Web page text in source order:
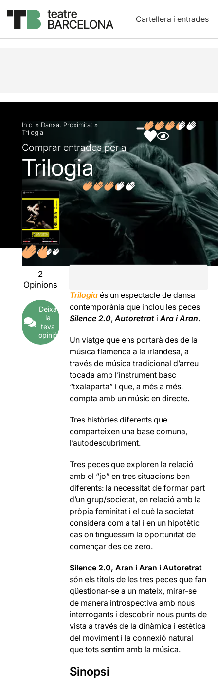
Cartellera i entrades
Descripció Fitxa artística Fotos i vídeos
Inici » Dansa, Proximitat »
Trilogia
Comprar entrades per a
Trilogia
2
Opinions
Deixa
la
teva
opinió
Trilogia és un espectacle de dansa
contemporània que inclou les peces
Silence 2.0,Autoretrat iAra i Aran.
Un viatge que ens portarà des de la
música flamenca a la irlandesa, a
través de música tradicional d’arreu
tocada amb l’instrument basc
“txalaparta” i que, a més a més,
compta amb un músic en directe.
Tres històries diferents que
comparteixen una base comuna,
l’autodescubriment.
Tres peces que exploren la relació
amb el “jo” en tres situacions ben
diferents: la necessitat de formar part
d’un grup/societat, en relació amb la
pròpia feminitat i el què la societat
considera com a tal i en un hipotètic
cas on tinguessim la oportunitat de
començar des de zero.
Silence 2.0, Aran i Aran i Autoretrat
són els títols de les tres peces que fan
qüestionar-se a un mateix, mirar-se
de manera introspectiva amb nous
interrogants i descobrir nous punts de
vista a través de la dinàmica i estètica
del moviment i la connexió natural
que tots sentim amb la música.
Sinopsi